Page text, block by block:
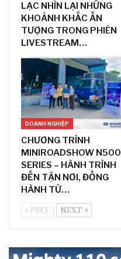
LẠC NHÌN LẠI NHỮNG
KHOẢNH KHẮC ẤN
TƯỢNG TRONG PHIÊN
LIVESTREAM…
DOANH NGHIỆP
CHƯƠNG TRÌNH
MINIROADSHOW N500
SERIES – HÀNH TRÌNH
ĐẾN TẬN NƠI, ĐỒNG
HÀNH TỪ…
PREV NEXT